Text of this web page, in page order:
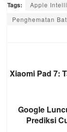
Tags: Apple
Penghematan
Xiaomi Pad 7:
Google
Prediksi